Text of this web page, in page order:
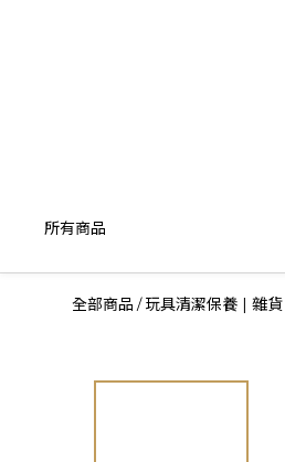
所有商品
全部商品 /玩具清潔保養 | 雜